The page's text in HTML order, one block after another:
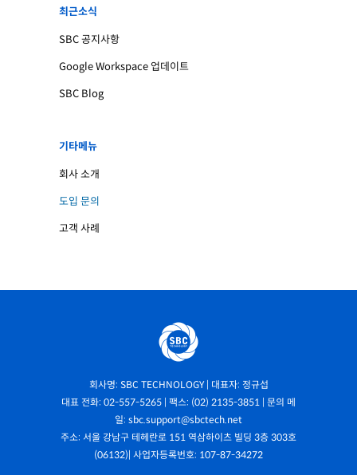
최근소식
SBC 공지사항
Google Workspace 업데이트
SBC Blog
기타메뉴
회사 소개
도입 문의
고객 사례
회사명: SBC TECHNOLOGY | 대표자: 정규섭
대표 전화: 02-557-5265 | 팩스: (02) 2135-3851 | 문의 메
일: sbc.support@sbctech.net
주소: 서울 강남구 테헤란로 151 역삼하이츠 빌딩 3층 303호
(06132)| 사업자등록번호: 107-87-34272